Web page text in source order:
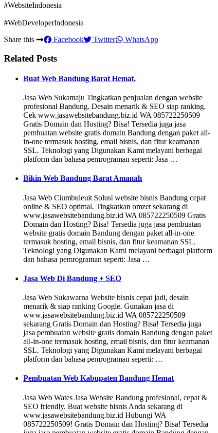
#WebsiteIndonesia
#WebDeveloperIndonesia
Share this
Facebook Twitter WhatsApp
Related Posts
Buat Web Bandung Barat Hemat,
Jasa Web Sukamaju Tingkatkan penjualan dengan website
profesional Bandung. Desain menarik & SEO siap ranking.
Cek www.jasawebsitebandung.biz.id WA 085722250509
Gratis Domain dan Hosting? Bisa! Tersedia juga jasa
pembuatan website gratis domain Bandung dengan paket all-
in-one termasuk hosting, email bisnis, dan fitur keamanan
SSL. Teknologi yang Digunakan Kami melayani berbagai
platform dan bahasa pemrograman seperti: Jasa …
Bikin Web Bandung Barat Amanah
Jasa Web Ciumbuleuit Solusi website bisnis Bandung cepat
online & SEO optimal. Tingkatkan omzet sekarang di
www.jasawebsitebandung.biz.id WA 085722250509 Gratis
Domain dan Hosting? Bisa! Tersedia juga jasa pembuatan
website gratis domain Bandung dengan paket all-in-one
termasuk hosting, email bisnis, dan fitur keamanan SSL.
Teknologi yang Digunakan Kami melayani berbagai platform
dan bahasa pemrograman seperti: Jasa …
Jasa Web Di Bandung + SEO
Jasa Web Sukawarna Website bisnis cepat jadi, desain
menarik & siap ranking Google. Gunakan jasa di
www.jasawebsitebandung.biz.id WA 085722250509
sekarang Gratis Domain dan Hosting? Bisa! Tersedia juga
jasa pembuatan website gratis domain Bandung dengan paket
all-in-one termasuk hosting, email bisnis, dan fitur keamanan
SSL. Teknologi yang Digunakan Kami melayani berbagai
platform dan bahasa pemrograman seperti: …
Pembuatan Web Kabupaten Bandung Hemat
Jasa Web Wates Jasa Website Bandung profesional, cepat &
SEO friendly. Buat website bisnis Anda sekarang di
www.jasawebsitebandung.biz.id Hubungi WA
085722250509! Gratis Domain dan Hosting? Bisa! Tersedia